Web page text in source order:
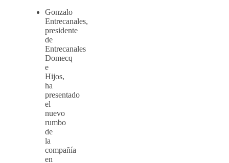
Gonzalo
Entrecanales,
presidente
de
Entrecanales
Domecq
e
Hijos,
ha
presentado
el
nuevo
rumbo
de
la
compañía
en